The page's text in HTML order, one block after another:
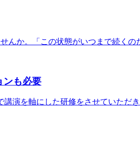
んか。「この状態がいつまで続くの
ンも必要
講演を軸にした研修をさせていただ